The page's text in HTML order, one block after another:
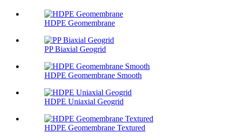
HDPE Geomembrane
PP Biaxial Geogrid
HDPE Geomembrane Smooth
HDPE Uniaxial Geogrid
HDPE Geomembrane Textured